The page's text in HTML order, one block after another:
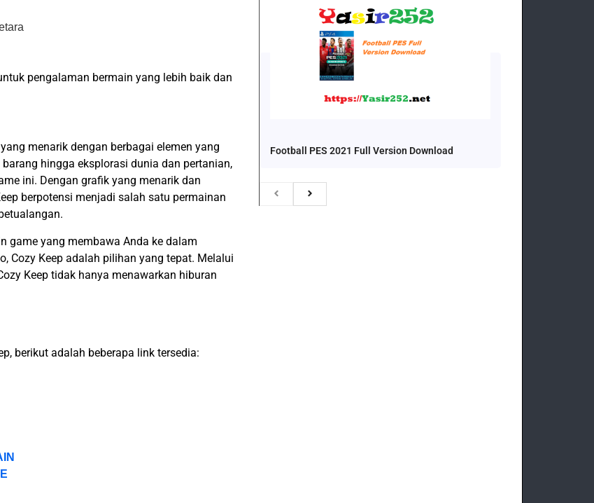
pengalaman bermain yang lebih baik dan
menarik dengan berbagai elemen yang
hingga eksplorasi dunia dan pertanian,
ini. Dengan grafik yang menarik dan
berpotensi menjadi salah satu permainan
game yang membawa Anda ke dalam
Cozy Keep adalah pilihan yang tepat. Melalui
Keep tidak hanya menawarkan hiburan
berikut adalah beberapa link tersedia:
Football PES 2021 Full Version Download